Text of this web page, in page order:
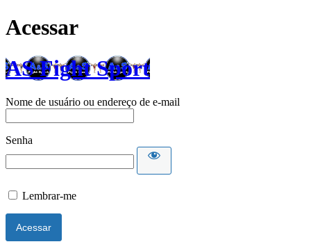
Acessar
AS Fight Sport
Nome de usuário ou endereço de e-mail
Senha
Lembrar-me